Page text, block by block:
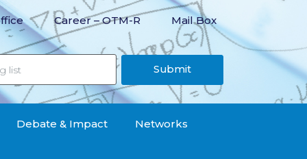
Career – OTM-R Mail Box
Submit
Debate & Impact Networks